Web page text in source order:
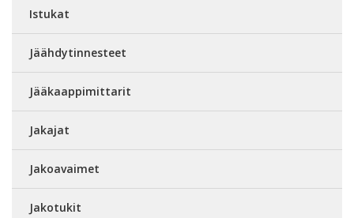
Istukat
Jäähdytinnesteet
Jääkaappimittarit
Jakajat
Jakoavaimet
Jakotukit